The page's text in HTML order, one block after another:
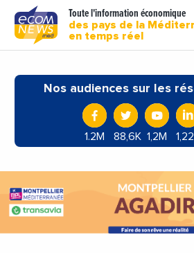
Toute l'information économique
des pays de la
en temps réel
Nos audiences sur les
1.2M 88,6K 1,2M